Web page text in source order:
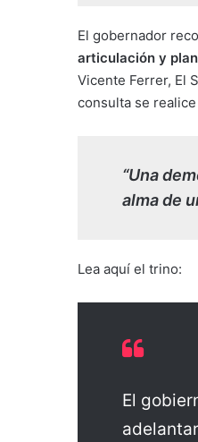
El gobernador
articulación y
Vicente Ferrer, El
consulta se
“Una
alma de
Lea aquí el trino:
El